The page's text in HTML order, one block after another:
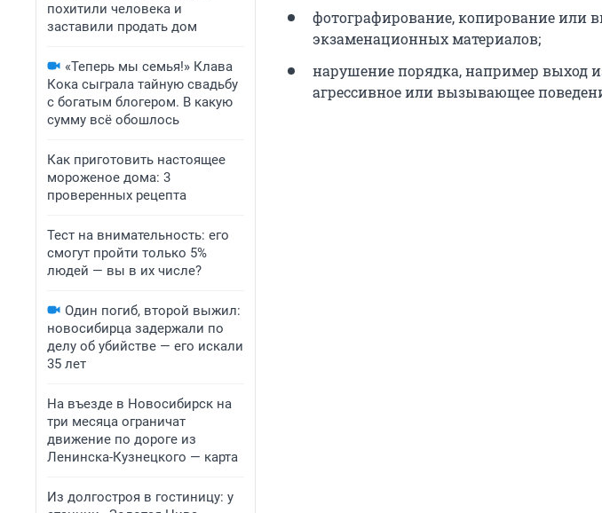
похитили человека и
заставили продать дом
«Теперь мы семья!» Клава
Кока сыграла тайную свадьбу
с богатым блогером. В какую
сумму всё обошлось
Как приготовить настоящее
мороженое дома: 3
проверенных рецепта
Тест на внимательность: его
смогут пройти только 5%
людей — вы в их числе?
Один погиб, второй выжил:
новосибирца задержали по
делу об убийстве — его искали
35 лет
На въезде в Новосибирск на
три месяца ограничат
движение по дороге из
Ленинска-Кузнецкого — карта
Из долгостроя в гостиницу: у
фотографирование, копирование или
экзаменационных материалов;
нарушение порядка, например выход
агрессивное или вызывающее